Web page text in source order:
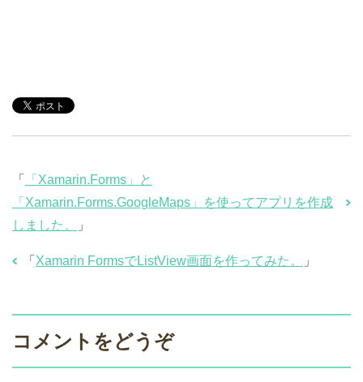
「
「Xamarin.Forms」と
「Xamarin.Forms.GoogleMaps」を使ってアプリを作成
しました。
」
「 Xamarin FormsでListView画面を作ってみた。 」
コメントをどうぞ